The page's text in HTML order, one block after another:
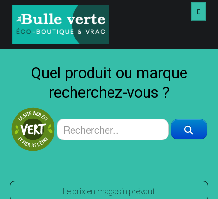
PRODUITS
LIVRES USAGÉS
Quel produit ou marque
recherchez-vous ?
Le prix en magasin prévaut